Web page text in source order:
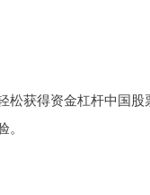
松获得资金杠杆中国